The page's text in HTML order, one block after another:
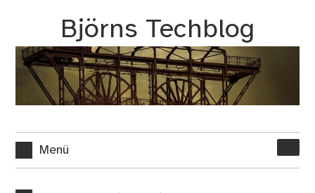
springen
Björns Techblog
Menü
nach: